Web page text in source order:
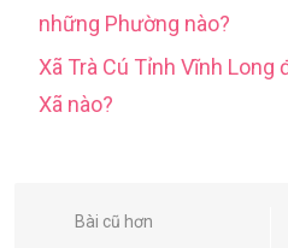
những Phường nào?
Xã Trà Cú Tỉnh Vĩnh
Xã nào?
ĐiềuBài cũ hơn